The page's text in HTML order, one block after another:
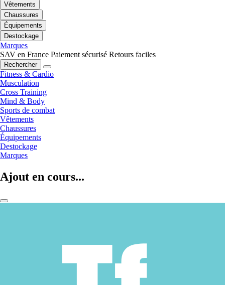
Vêtements
Chaussures
Équipements
Destockage
Marques
SAV en France Paiement sécurisé Retours faciles
Rechercher
Fitness & Cardio
Musculation
Cross Training
Mind & Body
Sports de combat
Vêtements
Chaussures
Équipements
Destockage
Marques
Ajout en cours...